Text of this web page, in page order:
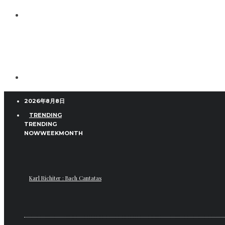
2026年8月8日
TRENDING
TRENDING
NOWWEEKMONTH
Karl Richiter : Bach Cantatas